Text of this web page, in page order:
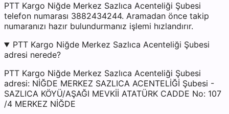
PTT Kargo Niğde Merkez Sazlıca Acenteliği Şubesi
telefon numarası 3882434244. Aramadan önce takip
numaranızı hazır bulundurmanız işlemi hızlandırır.
PTT Kargo Niğde Merkez Sazlıca Acenteliği Şubesi
adresi nerede?
PTT Kargo Niğde Merkez Sazlıca Acenteliği Şubesi
adresi: NİĞDE MERKEZ SAZLICA ACENTELİĞİ Şubesi -
SAZLICA KÖYÜ/AŞAĞI MEVKİİ ATATÜRK CADDE No: 107
/4 MERKEZ NİĞDE